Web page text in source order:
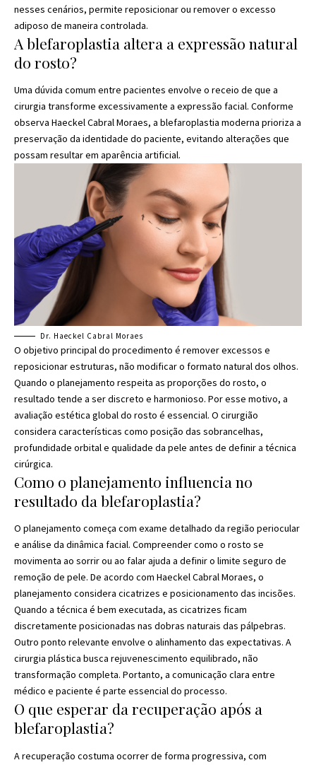
nesses cenários, permite reposicionar ou remover o excesso
adiposo de maneira controlada.
A blefaroplastia altera a expressão natural
do rosto?
Uma dúvida comum entre pacientes envolve o receio de que a
cirurgia transforme excessivamente a expressão facial. Conforme
observa Haeckel Cabral Moraes, a blefaroplastia moderna prioriza a
preservação da identidade do paciente, evitando alterações que
possam resultar em aparência artificial.
Dr. Haeckel Cabral Moraes
O objetivo principal do procedimento é remover excessos e
reposicionar estruturas, não modificar o formato natural dos olhos.
Quando o planejamento respeita as proporções do rosto, o
resultado tende a ser discreto e harmonioso. Por esse motivo, a
avaliação estética global do rosto é essencial. O cirurgião
considera características como posição das sobrancelhas,
profundidade orbital e qualidade da pele antes de definir a técnica
cirúrgica.
Como o planejamento influencia no
resultado da blefaroplastia?
O planejamento começa com exame detalhado da região periocular
e análise da dinâmica facial. Compreender como o rosto se
movimenta ao sorrir ou ao falar ajuda a definir o limite seguro de
remoção de pele. De acordo com Haeckel Cabral Moraes, o
planejamento considera cicatrizes e posicionamento das incisões.
Quando a técnica é bem executada, as cicatrizes ficam
discretamente posicionadas nas dobras naturais das pálpebras.
Outro ponto relevante envolve o alinhamento das expectativas. A
cirurgia plástica busca rejuvenescimento equilibrado, não
transformação completa. Portanto, a comunicação clara entre
médico e paciente é parte essencial do processo.
O que esperar da recuperação após a
blefaroplastia?
A recuperação costuma ocorrer de forma progressiva, com